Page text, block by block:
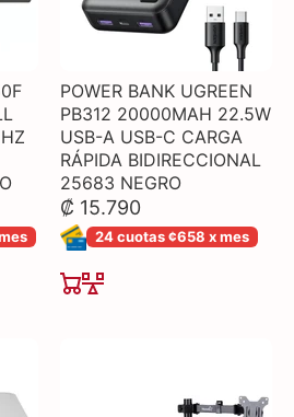
POWER BANK UGREEN
PB312 20000MAH 22.5W
USB-A USB-C CARGA
RÁPIDA BIDIRECCIONAL
25683 NEGRO
₡ 15.790
24 cuotas ¢658 x mes